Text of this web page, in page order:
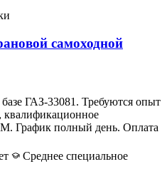
самоходной
ГАЗ-33081. Требуются опыт
квалификационное
График полный день. Оплата
Среднее специальное